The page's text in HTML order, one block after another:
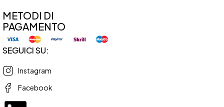
METODI DI
PAGAMENTO
SEGUICI SU:
Instagram
Facebook